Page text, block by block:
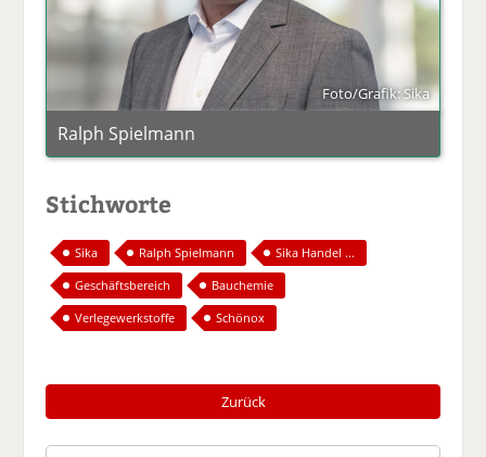
Foto/Grafik: Sika
Ralph Spielmann
Stichworte
Sika Ralph Spielmann
Sika Handel ...
Geschäftsbereich
Bauchemie
Verlegewerkstoffe
Schönox
Zurück